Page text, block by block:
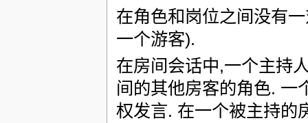
在角色和岗位之间没有
一个游客).
在房间会话中,一个主持
间的其他房客的角色. 一
权发言. 在一个被主持的